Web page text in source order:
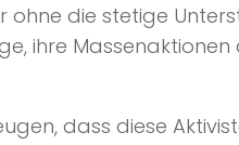
ohne die stetige
ihre
dass diese